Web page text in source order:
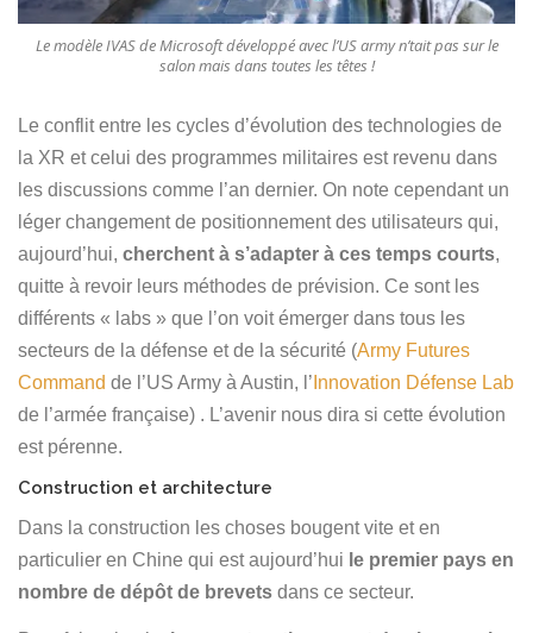
Le modèle IVAS de Microsoft développé avec l’US army n’tait pas sur le
salon mais dans toutes les têtes !
Le conflit entre les cycles d’évolution des technologies de
la XR et celui des programmes militaires est revenu dans
les discussions comme l’an dernier. On note cependant un
léger changement de positionnement des utilisateurs qui,
aujourd’hui, cherchent à s’adapter à ces temps courts,
quitte à revoir leurs méthodes de prévision. Ce sont les
différents « labs » que l’on voit émerger dans tous les
secteurs de la défense et de la sécurité (Army Futures
Command de l’US Army à Austin, l’ Innovation Défense Lab
de l’armée française) . L’avenir nous dira si cette évolution
est pérenne.
Construction et architecture
Dans la construction les choses bougent vite et en
particulier en Chine qui est aujourd’hui le premier pays en
nombre de dépôt de brevets dans ce secteur.